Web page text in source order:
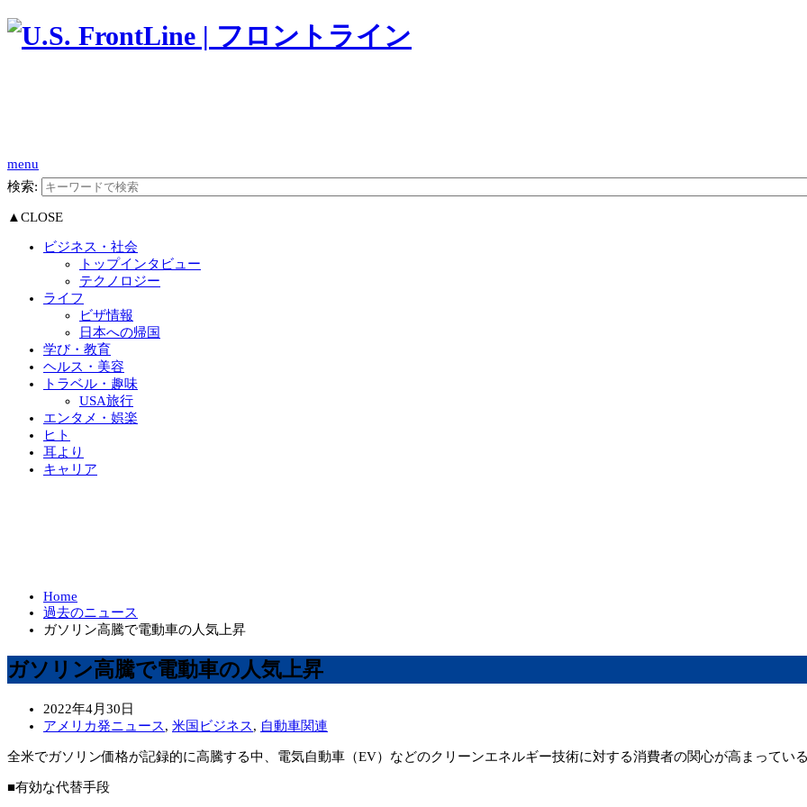
menu
検索:
▲CLOSE
ビジネス・社会
トップインタビュー
テクノロジー
ライフ
ビザ情報
日本への帰国
学び・教育
ヘルス・美容
トラベル・趣味
USA旅行
エンタメ・娯楽
ヒト
耳より
キャリア
Home
過去のニュース
ガソリン高騰で電動車の人気上昇
ガソリン高騰で電動車の人気上昇
2022年4月30日
アメリカ発ニュース, 米国ビジネス, 自動車関連
全米でガソリン価格が記録的に高騰する中、電気自動車（EV）などのクリーンエネルギー技術に対する消費者の関心が高まってい
■有効な代替手段